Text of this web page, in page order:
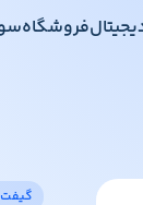
فروشگاه